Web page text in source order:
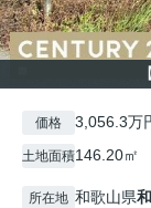
価格 3,056.3万
土地面積146.20㎡
所在地 和歌山県